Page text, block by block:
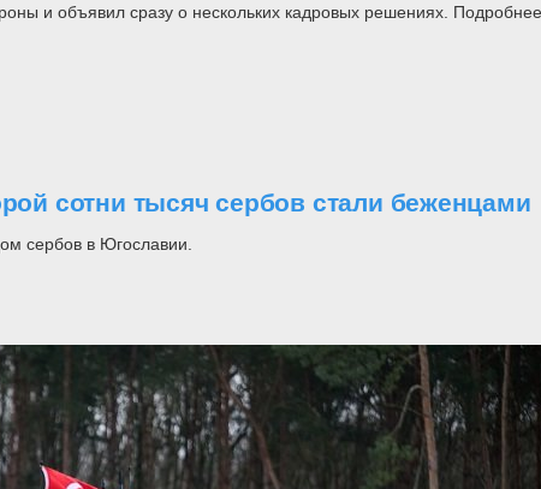
и объявил сразу о нескольких кадровых решениях.
сотни тысяч сербов стали беженцами
сербов в Югославии.